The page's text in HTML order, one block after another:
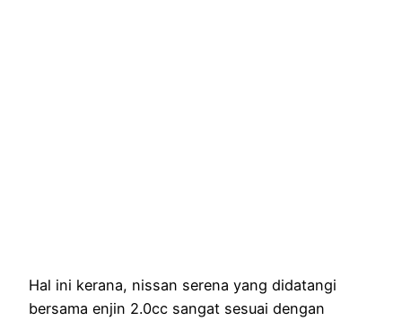
Hal ini kerana, nissan serena yang didatangi
bersama enjin 2.0cc sangat sesuai dengan